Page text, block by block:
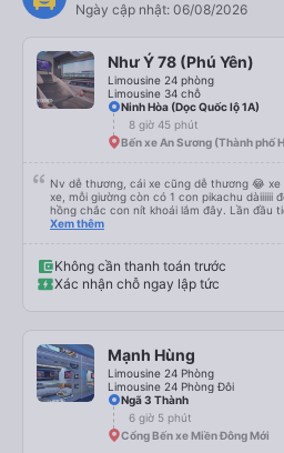
Ngày cập nhật: 06/08/2026
Như Ý 78 (Phú Yên)
Limousine 24 phòng
Limousine 34 chỗ
Ninh Hòa (Dọc Quốc lộ 1A)
8 giờ 45 phút
Bến xe An Sương (Thành phố
Nv dễ thương, cái xe cũng dễ thương 😂
xe, mỗi giường còn có 1 con pikachu dàiiiiii
hồng chắc con nít khoái lắm đây. Lần đầu
cả bàn chải đánh răng. Có 2 ông bà cụ lên
Xem thêm
Không cần thanh toán trước
Xác nhận chỗ ngay lập tức
Mạnh Hùng
Limousine 24 Phòng
Limousine 24 Phòng Đôi
Ngã 3 Thành
6 giờ 5 phút
Cổng Bến xe Miền Đông Mới